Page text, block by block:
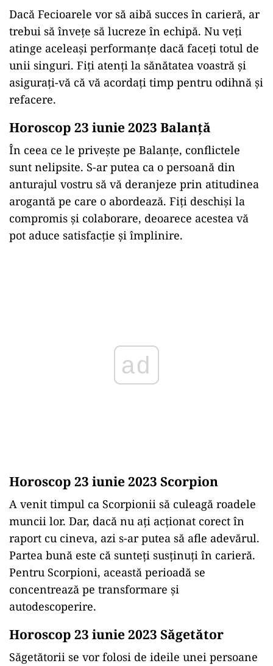
Dacă Fecioarele vor să aibă succes în carieră, ar
trebui să învețe să lucreze în echipă. Nu veți
atinge aceleași performanțe dacă faceți totul de
unii singuri. Fiți atenți la sănătatea voastră și
asigurați-vă că vă acordați timp pentru odihnă și
refacere.
Horoscop 23 iunie 2023 Balanţă
În ceea ce le privește pe Balanțe, conflictele
sunt nelipsite. S-ar putea ca o persoană din
anturajul vostru să vă deranjeze prin atitudinea
arogantă pe care o abordează. Fiți deschiși la
compromis și colaborare, deoarece acestea vă
pot aduce satisfacție și împlinire.
ad
Horoscop 23 iunie 2023 Scorpion
A venit timpul ca Scorpionii să culeagă roadele
muncii lor. Dar, dacă nu ați acționat corect în
raport cu cineva, azi s-ar putea să afle adevărul.
Partea bună este că sunteți susținuți în carieră.
Pentru Scorpioni, această perioadă se
concentrează pe transformare și
autodescoperire.
Horoscop 23 iunie 2023 Săgetător
Săgetătorii se vor folosi de ideile unei persoane